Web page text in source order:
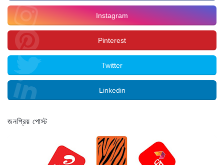
Instagram
Pinterest
Twitter
Linkedin
জনপ্রিয় পোস্ট